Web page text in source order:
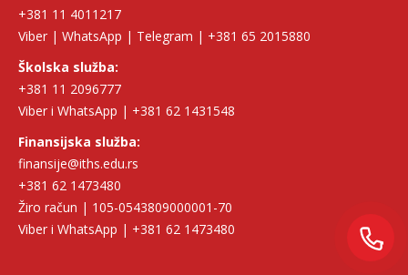
Isidora Katanić
Razgovaraj sa Isidorom Katanić savetnicom za upis –
uživo!
Saznaj sve o studijama, smerovima i pogodnostima direktno od
naše savetnice za upis.
POZOVI
+381 11 4011217
Viber | WhatsApp | Telegram | +381 65 2015880
Školska služba:
+381 11 2096777
Viber i WhatsApp | +381 62 1431548
Finansijska služba:
finansije@iths.edu.rs
+381 62 1473480
Žiro račun | 105-0543809000001-70
Viber i WhatsApp | +381 62 1473480